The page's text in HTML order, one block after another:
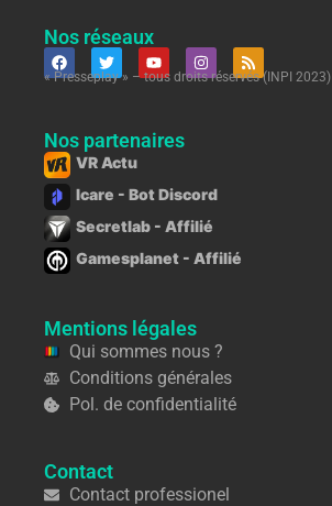
Nos réseaux
« Presseplay » – tous droits réservés (INPI 2023)
Nos partenaires
VR Actu
Icare - Bot Discord
Secretlab - Affilié
Gamesplanet - Affilié
Mentions légales
Qui sommes nous ?
Conditions générales
Pol. de confidentialité
Contact
Contact professionel